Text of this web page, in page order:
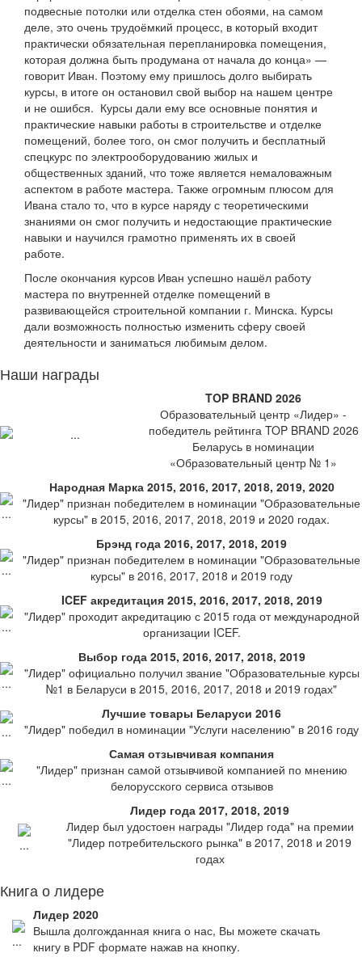
подвесные потолки или отделка стен обоями, на самом
деле, это очень трудоёмкий процесс, в который входит
практически обязательная перепланировка помещения,
которая должна быть продумана от начала до конца» —
говорит Иван. Поэтому ему пришлось долго выбирать
курсы, в итоге он остановил свой выбор на нашем центре
и не ошибся. Курсы дали ему все основные понятия и
практические навыки работы в строительстве и отделке
помещений, более того, он смог получить и бесплатный
спецкурс по электрооборудованию жилых и
общественных зданий, что тоже является немаловажным
аспектом в работе мастера. Также огромным плюсом для
Ивана стало то, что в курсе наряду с теоретическими
знаниями он смог получить и недостающие практические
навыки и научился грамотно применять их в своей
работе.
После окончания курсов Иван успешно нашёл работу
мастера по внутренней отделке помещений в
развивающейся строительной компании г. Минска. Курсы
дали возможность полностью изменить сферу своей
деятельности и заниматься любимым делом.
Наши награды
TOP BRAND 2026
Образовательный центр «Лидер» -
победитель рейтинга TOP BRAND 2026
Беларусь в номинации
«Образовательный центр № 1»
Народная Марка 2015, 2016, 2017, 2018, 2019, 2020
"Лидер" признан победителем в номинации "Образовательные
курсы" в 2015, 2016, 2017, 2018, 2019 и 2020 годах.
Брэнд года 2016, 2017, 2018, 2019
"Лидер" признан победителем в номинации "Образовательные
курсы" в 2016, 2017, 2018 и 2019 году
ICEF акредитация 2015, 2016, 2017, 2018, 2019
"Лидер" проходит акредитацию с 2015 года от международной
организации ICEF.
Выбор года 2015, 2016, 2017, 2018, 2019
"Лидер" официально получил звание "Образовательные курсы
№1 в Беларуси в 2015, 2016, 2017, 2018 и 2019 годах"
Лучшие товары Беларуси 2016
"Лидер" победил в номинации "Услуги населению" в 2016 году
Самая отзывчивая компания
"Лидер" признан самой отзывчивой компанией по мнению
белорусского сервиса отзывов
Лидер года 2017, 2018, 2019
Лидер был удостоен награды "Лидер года" на премии
"Лидер потребительского рынка" в 2017, 2018 и 2019
годах
Книга о лидере
Лидер 2020
Вышла долгожданная книга о нас, Вы можете скачать
книгу в PDF формате нажав на кнопку.